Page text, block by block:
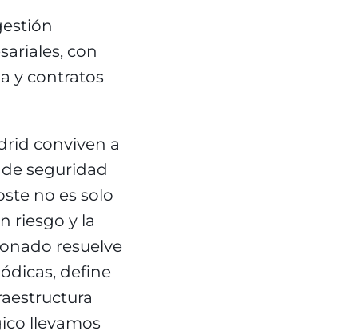
con
y contratos
conviven a
seguridad
no es solo
riesgo y la
resuelve
define
llevamos